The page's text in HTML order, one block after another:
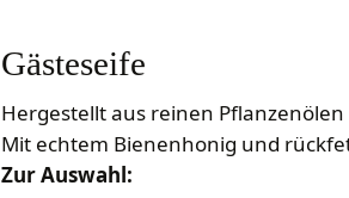
Gästeseife
Hergestellt aus reinen
Mit echtem Bienenhonig und
Zur Auswahl: